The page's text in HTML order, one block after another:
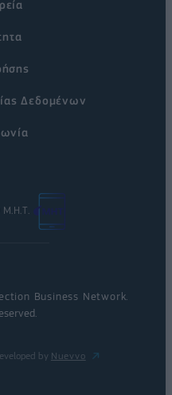
Δεδομένων
Business Network
by Nuevvo